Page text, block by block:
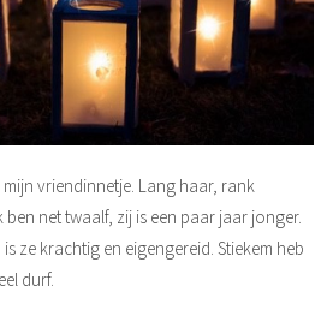
vriendinnetje. Lang haar, rank
net twaalf, zij is een paar jaar jonger.
ze krachtig en eigengereid. Stiekem heb
durf.